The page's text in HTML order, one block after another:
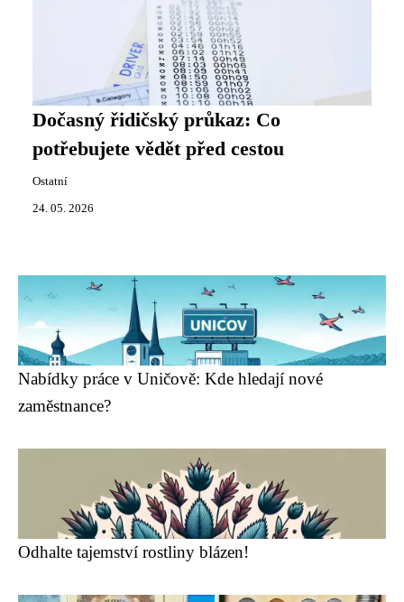
Dočasný řidičský průkaz: Co
potřebujete vědět před cestou
Ostatní
24. 05. 2026
Nabídky práce v Uničově: Kde hledají nové
zaměstnance?
Odhalte tajemství rostliny blázen!